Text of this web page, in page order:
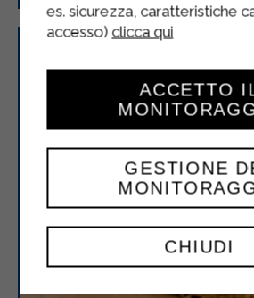
es. sicurezza, caratteristiche
accesso) clicca qui
CHIUDI
GESTIONE
ACCETTO